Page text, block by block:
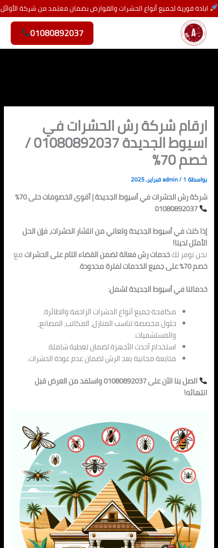
تخطي
إلى
المحتوى
ابادة فورية لجميع أنواع الحشرات والقوارض بضمان معتمد من شركة الأوائل
01080892037
ارقام شركة رش الحشرات في
اسيوط الجديدة 01080892037 /
خصم 70%
بواسطة admin/1 فبراير، 2025
شركة رش الحشرات في أسيوط الجديدة | أقوى الخصومات حتى 70%
01080892037
إذا كنت في أسيوط الجديدة وتعاني من انتشار الحشرات، فإن الحل
الأمثل لدينا!
نحن نوفر لكخدمات رش فعالة تضمن القضاء التام على الحشراتمع
خصم 70% على جميع الخدمات لفترة محدودة
.
خدماتنا في أسيوط الجديدة تشمل:
مكافحة جميع أنواع الحشرات الزاحفة والطائرة.
حلول مخصصة تناسب المنازل، المكاتب، المصانع،
والمستشفيات.
استخدام أحدث الأجهزة لضمان تغطية شاملة.
متابعة مجانية بعد الرش لضمان عدم عودة الحشرات.
اتصل بنا الآن على 01080892037 واستفد من العرض قبل
انتهائه!